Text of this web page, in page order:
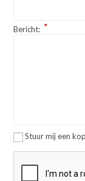
Bericht: *
Stuur mij een